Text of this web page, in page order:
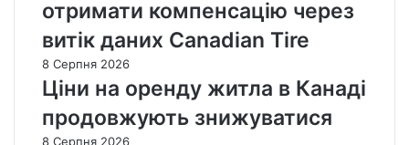
отримати компенсацію через
витік даних Canadian Tire
8 Серпня 2026
Ціни на оренду житла в Канаді
продовжують знижуватися
8 Серпня 2026